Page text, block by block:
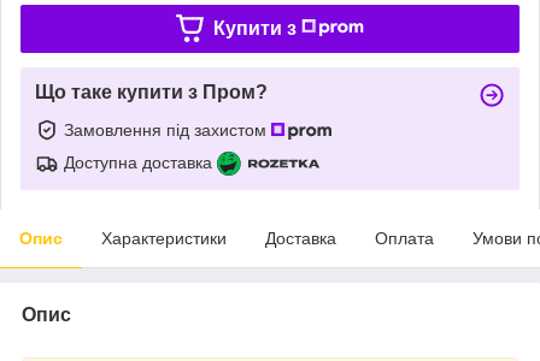
Купити з
Що таке купити з Пром?
Замовлення під захистом
Доступна доставка
Опис Характеристики Доставка Оплата Умови
Опис